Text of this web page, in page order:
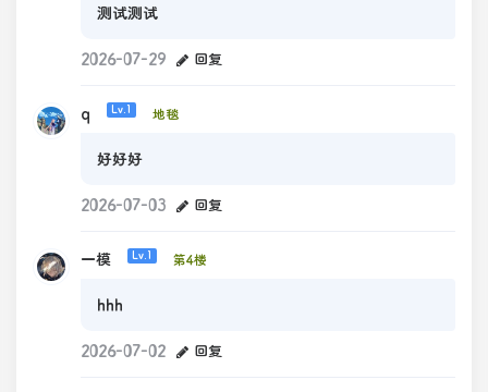
测试测试
2026-07-29 回复
q Lv.1 地毯
好好好
2026-07-03 回复
一模 Lv.1 第4楼
hhh
2026-07-02 回复